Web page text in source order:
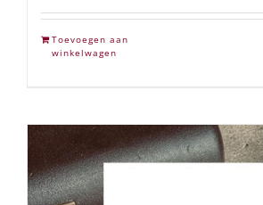
Toevoegen aan
winkelwagen